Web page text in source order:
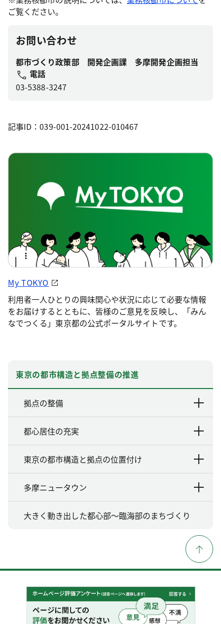
ご覧ください。
お問い合わせ
都市づくり政策部 開発企画課 多摩開発企画担当
電話
03-5388-3247
記事ID：039-001-20241022-010467
My TOKYO
利用者一人ひとりの興味関心や状況に応じて必要な情報
をお届けするとともに、皆様のご意見を反映し、「みん
なでつくる」東京都の公式ポータルサイトです。
東京の都市構造と拠点整備の推進
拠点の整備
都心居住の充実
東京の都市構造と拠点の位置付け
多摩ニュータウン
大きく動き出した都心部〜臨海部のまちづくり